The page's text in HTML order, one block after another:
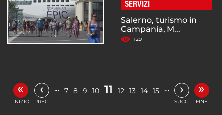
SERVIZI
Salerno, turismo in
Campania, M...
129
«
INIZIO
‹
PREC.
… 7 8 9 10 11 12 13 14 15 … ›
SUCC.
»
FINE